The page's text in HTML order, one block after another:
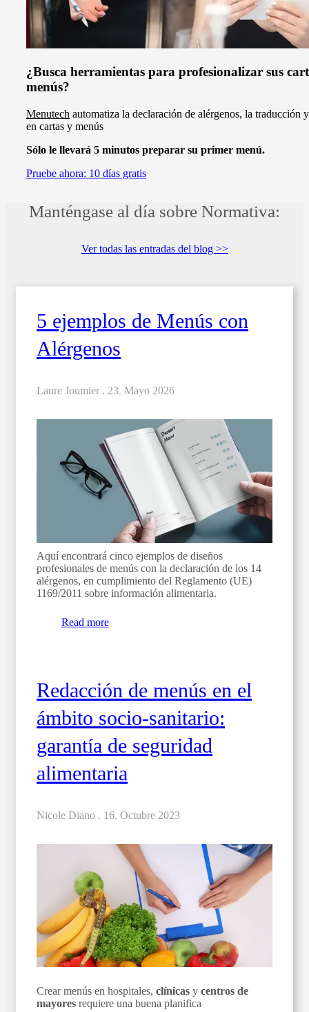
¿Busca herramientas para profesionalizar sus
menús?
Menutech automatiza la declaración de alérgenos, la traducción
en cartas y menús
Sólo le llevará 5 minutos preparar su primer menú.
Pruebe ahora: 10 días gratis
Manténgase al día sobre Normativa:
Ver todas las entradas del blog >>
5 ejemplos de Menús con
Alérgenos
Laure Joumier . 23. Mayo 2026
Aquí encontrará cinco ejemplos de diseños
profesionales de menús con la declaración de los 14
alérgenos, en cumplimiento del Reglamento (UE)
1169/2011 sobre información alimentaria.
Read more
Redacción de menús en el
ámbito socio-sanitario:
garantía de seguridad
alimentaria
Nicole Diano . 16. Octubre 2023
Crear menús en hospitales, clínicas y centros de
mayores requiere una buena planifica